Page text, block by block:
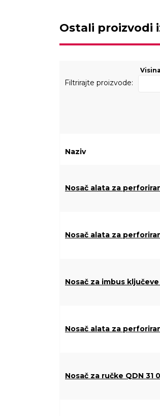
Ostali proizvodi
Filtrirajte proizvode:
Naziv
Nosač alata za
Nosač alata za
Nosač za imbus ključeve
Nosač alata za
Nosač za ručke QDN 31